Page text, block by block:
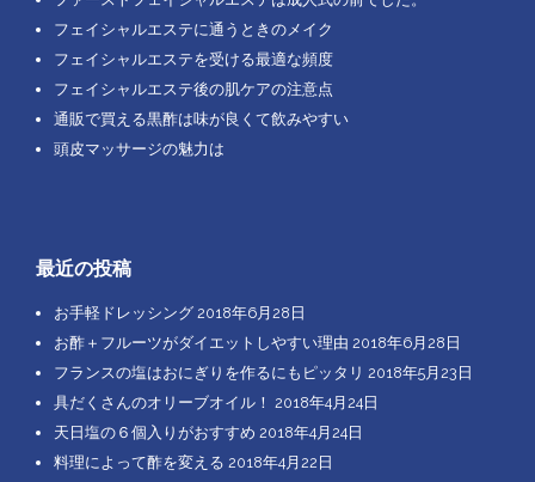
フェイシャルエステに通うときのメイク
フェイシャルエステを受ける最適な頻度
フェイシャルエステ後の肌ケアの注意点
通販で買える黒酢は味が良くて飲みやすい
頭皮マッサージの魅力は
最近の投稿
お手軽ドレッシング 2018年6月28日
お酢＋フルーツがダイエットしやすい理由 2018年6月28日
フランスの塩はおにぎりを作るにもピッタリ 2018年5月23日
具だくさんのオリーブオイル！ 2018年4月24日
天日塩の６個入りがおすすめ 2018年4月24日
料理によって酢を変える 2018年4月22日